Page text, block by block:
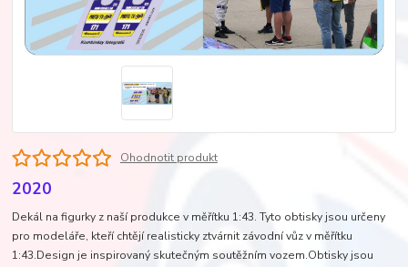
Ohodnotit produkt
2020
Dekál na figurky z naší produkce v měřítku 1:43. Tyto obtisky jsou určeny
pro modeláře, kteří chtějí realisticky ztvárnit závodní vůz v měřítku
1:43.Design je inspirovaný skutečným soutěžním vozem.Obtisky jsou